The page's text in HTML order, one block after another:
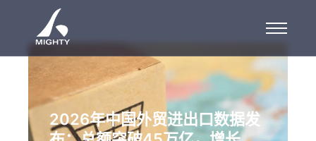
2026年中国外贸进出口数据发